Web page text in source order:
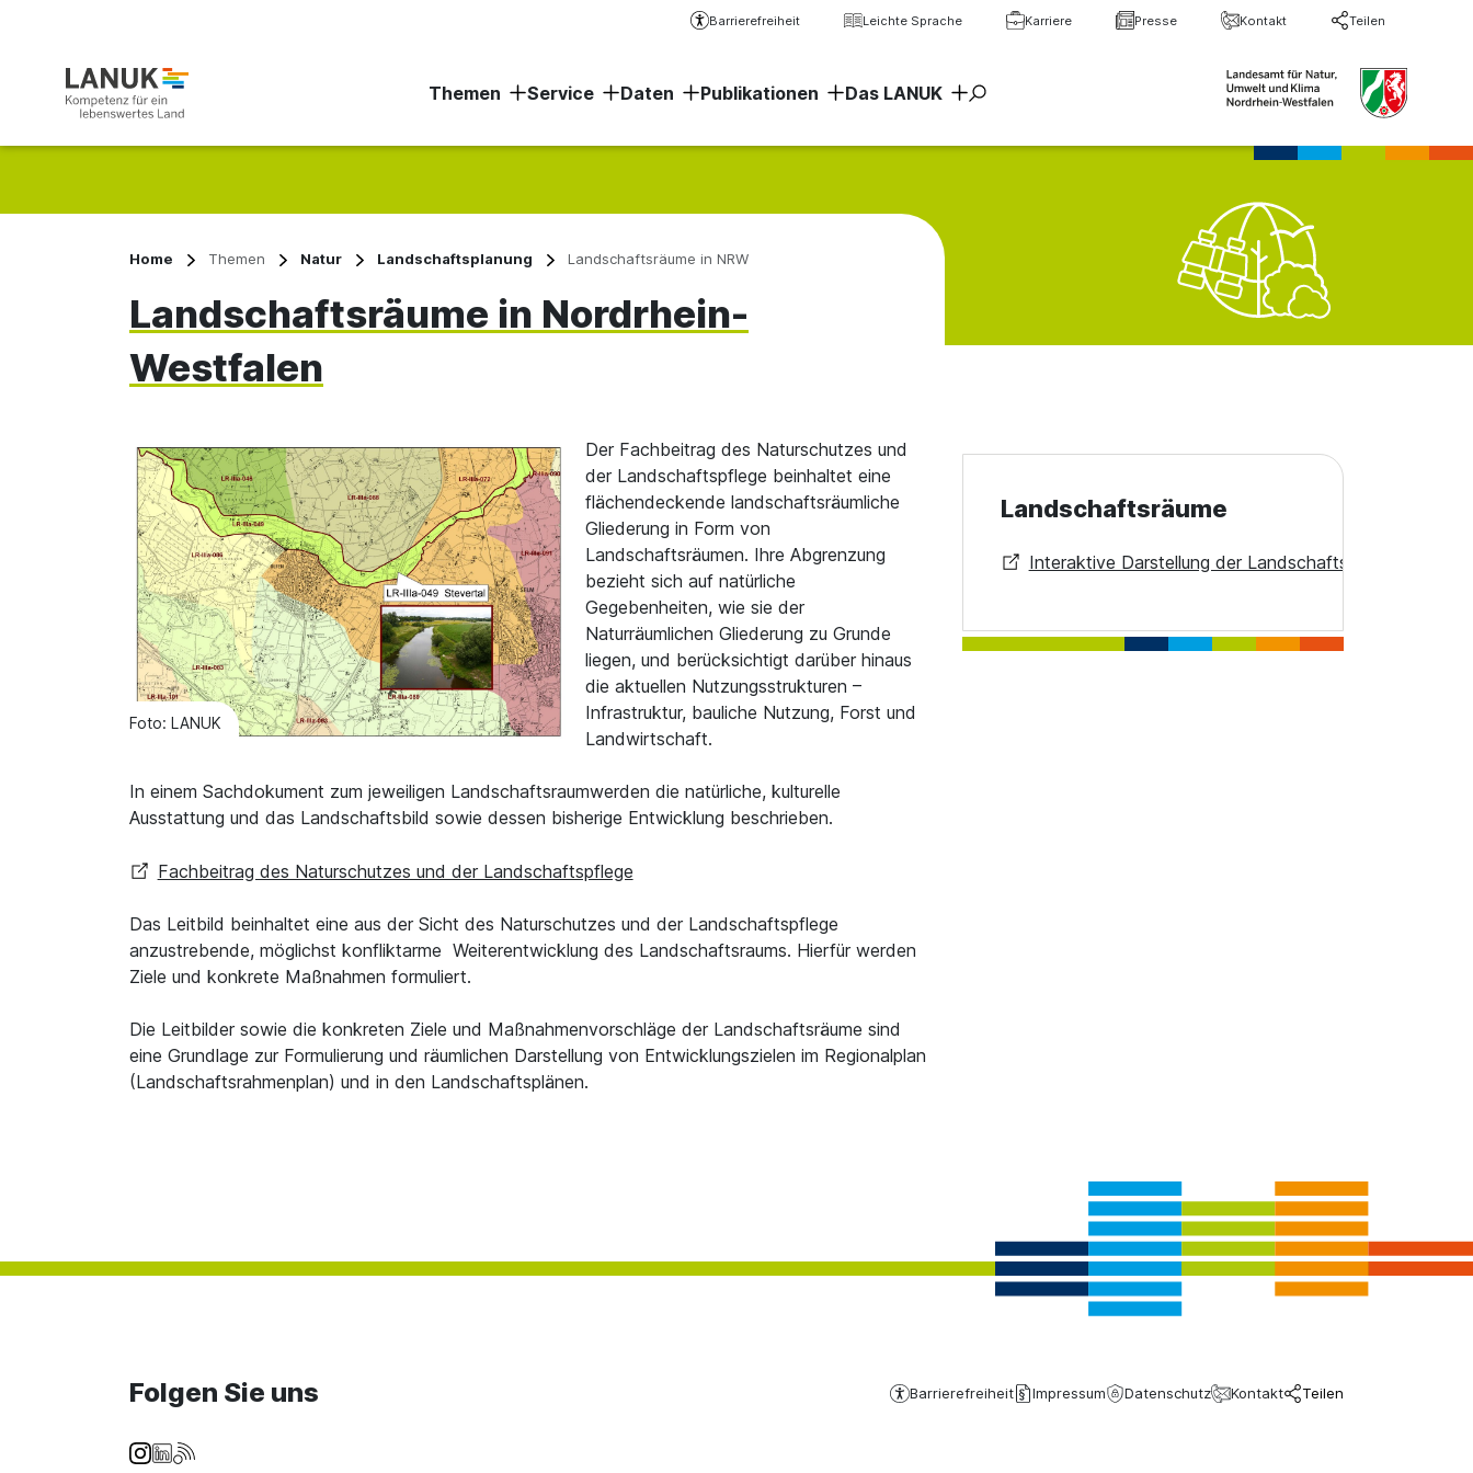
Barrierefreiheit Leichte Sprache Karriere Presse Kontakt Teilen
Themen Service Daten Publikationen Das LANUK
Suche schließen
Home Themen Natur Landschaftsplanung Landschaftsräume in NRW
Landschaftsräume in Nordrhein-
Westfalen
Foto: LANUK
Der Fachbeitrag des Naturschutzes und
der Landschaftspflege beinhaltet eine
flächendeckende landschaftsräumliche
Gliederung in Form von
Landschaftsräumen. Ihre Abgrenzung
bezieht sich auf natürliche
Gegebenheiten, wie sie der
Naturräumlichen Gliederung zu Grunde
liegen, und berücksichtigt darüber hinaus
die aktuellen Nutzungsstrukturen –
Infrastruktur, bauliche Nutzung, Forst und
Landwirtschaft.
In einem Sachdokument zum jeweiligen Landschaftsraumwerden die natürliche, kulturelle
Ausstattung und das Landschaftsbild sowie dessen bisherige Entwicklung beschrieben.
Fachbeitrag des Naturschutzes und der Landschaftspflege
Das Leitbild beinhaltet eine aus der Sicht des Naturschutzes und der Landschaftspflege
anzustrebende, möglichst konfliktarme Weiterentwicklung des Landschaftsraums. Hierfür werden
Ziele und konkrete Maßnahmen formuliert.
Die Leitbilder sowie die konkreten Ziele und Maßnahmenvorschläge der Landschaftsräume sind
eine Grundlage zur Formulierung und räumlichen Darstellung von Entwicklungszielen im Regionalplan
(Landschaftsrahmenplan) und in den Landschaftsplänen.
Landschaftsräume
Interaktive Darstellung der Landschaftsräume im
Folgen Sie uns Barrierefreiheit Impressum Datenschutz Kontakt Teilen